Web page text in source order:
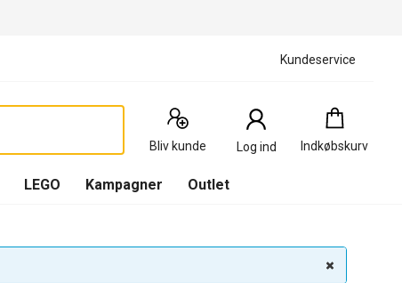
Kundeservice
Bliv kunde Log ind Indkøbskurv
Indkøbskurv
0
Produkter
LEGO Kampagner Outlet